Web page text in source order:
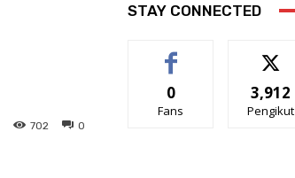
0
702
STAY CONNECTED
0
Fans
3,912
Pengikut